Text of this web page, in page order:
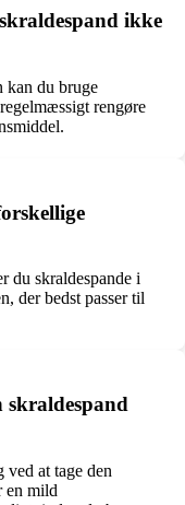
ikke
kan du bruge
rengøre
du skraldespande i
der bedst passer til
skraldespand
ved at tage den
en mild